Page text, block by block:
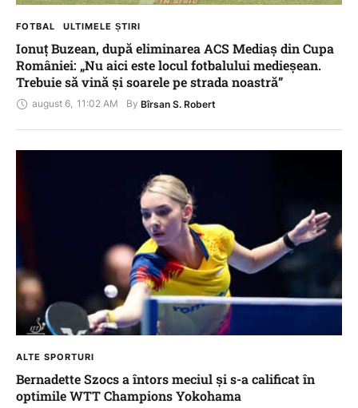
FOTBAL ULTIMELE ȘTIRI
Ionuț Buzean, după eliminarea ACS Mediaș din Cupa
României: „Nu aici este locul fotbalului medieșean.
Trebuie să vină și soarele pe strada noastră”
august 6, 11:02 AM By Bîrsan S. Robert
ALTE SPORTURI
Bernadette Szocs a întors meciul și s-a calificat în
optimile WTT Champions Yokohama